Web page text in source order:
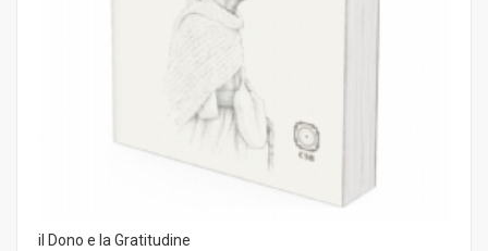
il Dono e la Gratitudine